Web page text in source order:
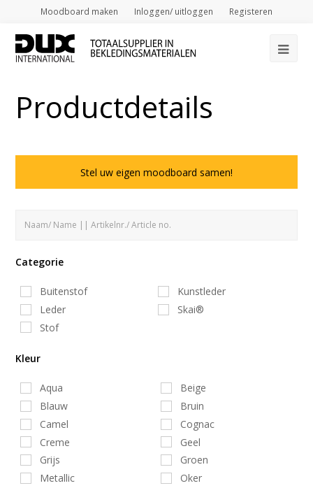
Moodboard maken Inloggen/ uitloggen Registeren
Productdetails
Stel uw eigen moodboard samen!
Categorie
Buitenstof
Kunstleder
Leder
Skai®
Stof
Kleur
Aqua
Beige
Blauw
Bruin
Camel
Cognac
Creme
Geel
Grijs
Groen
Metallic
Oker